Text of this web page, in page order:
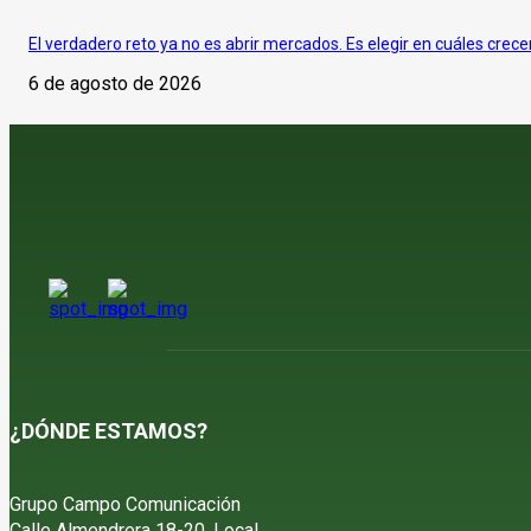
El verdadero reto ya no es abrir mercados. Es elegir en cuáles
6 de agosto de 2026
¿DÓNDE ESTAMOS?
Grupo Campo Comunicación